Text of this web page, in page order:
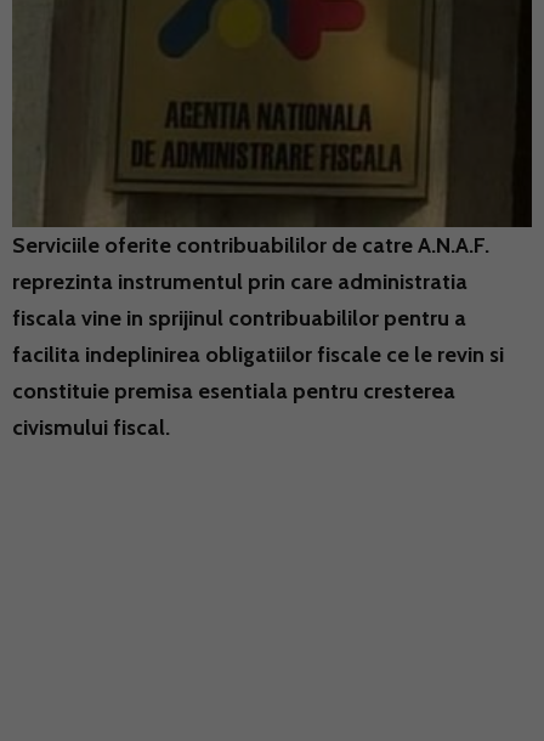
Serviciile oferite contribuabililor de catre A.N.A.F.
reprezinta instrumentul prin care administratia
fiscala vine in sprijinul contribuabililor pentru a
facilita indeplinirea obligatiilor fiscale ce le revin si
constituie premisa esentiala pentru cresterea
civismului fiscal.